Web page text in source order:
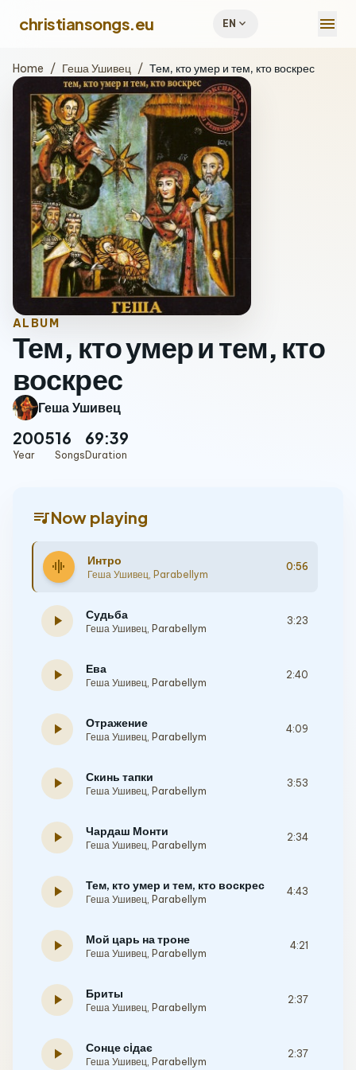
christiansongs.eu EN expand_more menu
Home / Геша Ушивец / Тем, кто умер и тем, кто воскрес
ALBUM
Тем, кто умер и тем, кто
воскрес
Геша Ушивец
2005
Year
16
Songs
69:39
Duration
queue_musicNow playing
graphic_eq Интро
Геша Ушивец, Parabellym
0:56
play_arrow Судьба
Геша Ушивец, Parabellym
3:23
play_arrow Ева
Геша Ушивец, Parabellym
2:40
play_arrow Отражение
Геша Ушивец, Parabellym
4:09
play_arrow Скинь тапки
Геша Ушивец, Parabellym
3:53
play_arrow Чардаш Монти
Геша Ушивец, Parabellym
2:34
play_arrow Тем, кто умер и тем, кто воскрес
Геша Ушивец, Parabellym
4:43
play_arrow Мой царь на троне
Геша Ушивец, Parabellym
4:21
play_arrow Бриты
Геша Ушивец, Parabellym
2:37
play_arrow Сонце сiдає
Геша Ушивец, Parabellym
2:37